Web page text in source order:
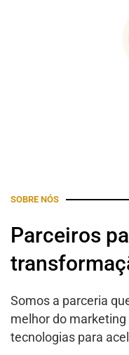
SOBRE NÓS
Parceiros
Somos a parceria
melhor do
tecnologias para